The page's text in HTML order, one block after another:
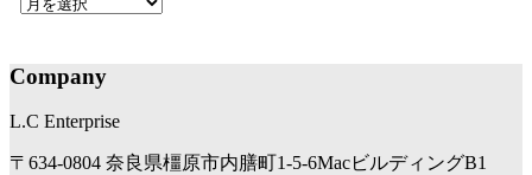
Company
L.C Enterprise
〒634-0804 奈良県橿原市内膳町1-5-6MacビルディングB1